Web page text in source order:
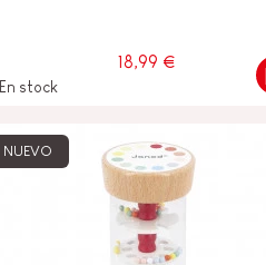
18,99 €
En stock
NUEVO